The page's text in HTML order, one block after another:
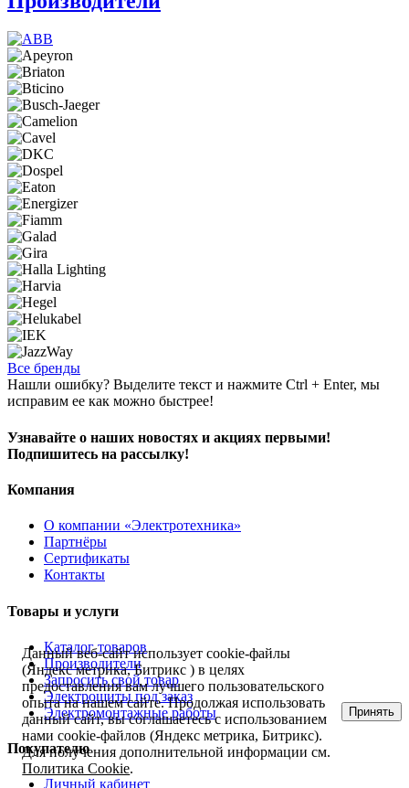
Все бренды
Нашли ошибку? Выделите текст и нажмите Ctrl + Enter, мы
исправим ее как можно быстрее!
Узнавайте о наших новостях и акциях первыми!
Подпишитесь на рассылку!
Компания
О компании «Электротехника»
Партнёры
Сертификаты
Контакты
Товары и услуги
Каталог товаров
Производители
Запросить свой товар
Электрощиты под заказ
Электромонтажные работы
Покупателю
Личный кабинет
Данный веб-сайт использует cookie-файлы
(Яндекс метрика, Битрикс ) в целях
предоставления вам лучшего пользовательского
опыта на нашем сайте. Продолжая использовать
данный сайт, вы соглашаетесь с использованием
нами cookie-файлов (Яндекс метрика, Битрикс).
Для получения дополнительной информации см.
Политика Cookie.
Принять